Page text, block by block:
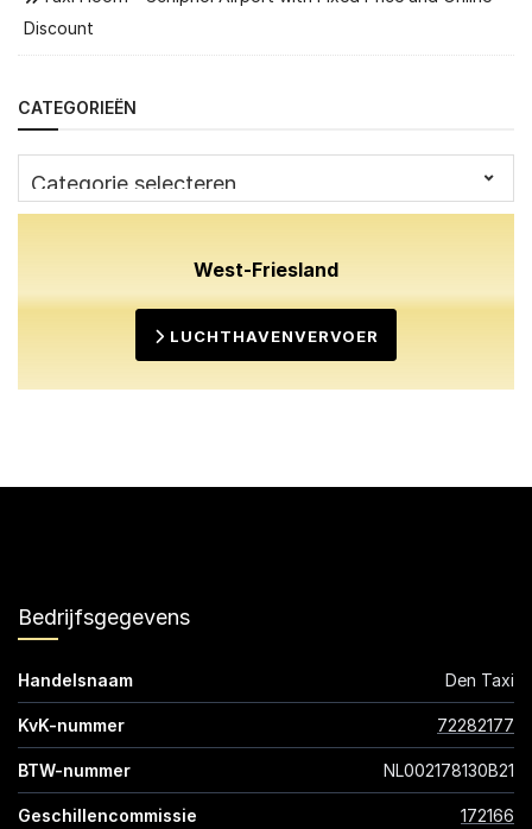
Discount
CATEGORIEËN
West-Friesland
LUCHTHAVENVERVOER
Bedrijfsgegevens
Handelsnaam Den Taxi
KvK-nummer 72282177
BTW-nummer NL002178130B21
Geschillencommissie 172166